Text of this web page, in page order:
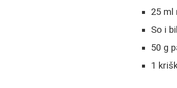
25 ml
So i
50 g
1